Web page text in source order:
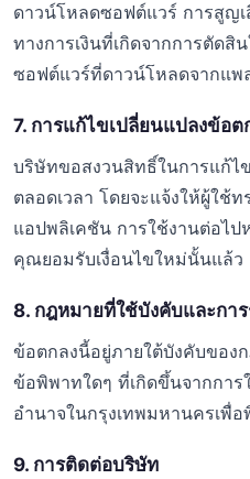
ดาวน์โหลดซอฟต์แวร์ การสูญ
ทางการเงินที่เกิดจากการตัดสิ
ซอฟต์แวร์ที่ดาวน์โหลดจากแ
7. การแก้ไขเปลี่ยนแปลงข้อต
บริษัทขอสงวนสิทธิ์ในการแก้ไ
ตลอดเวลา โดยจะแจ้งให้ผู้ใช้
แอปพลิเคชัน การใช้งานต่อไป
คุณยอมรับเงื่อนไขใหม่นั้นแล้ว
8. กฎหมายที่ใช้บังคับและกา
ข้อตกลงนี้อยู่ภายใต้บังคับของ
ข้อพิพาทใดๆ ที่เกิดขึ้นจากการ
อำนาจในกรุงเทพมหานครเพื่
9. การติดต่อบริษัท